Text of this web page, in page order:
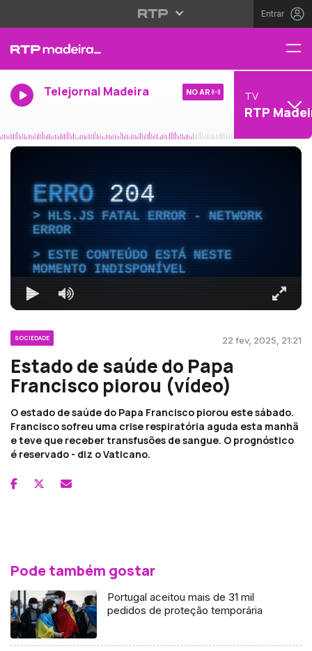
Entrar
Telejornal Madeira NO AR TV
RTP
ERRO204
HLS.JS FATAL ERROR - NETWORK
ERROR
ESTE CONTEÚDO ESTÁ NESTE
MOMENTO INDISPONÍVEL
SOCIEDADE 22 fev, 2025, 21:21
Estado de saúde do Papa
Francisco piorou (vídeo)
O estado de saúde do Papa Francisco piorou este sábado.
Francisco sofreu uma crise respiratória aguda esta manhã
e teve que receber transfusões de sangue. O prognóstico
é reservado - diz o Vaticano.
Pode também gostar
Portugal aceitou mais de 31 mil
pedidos de proteção temporária